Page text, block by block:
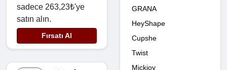
sadece 263,23₺'ye
satın alın.
Fırsatı Al
GRANA
HeyShape
Cupshe
Twist
Mickioy